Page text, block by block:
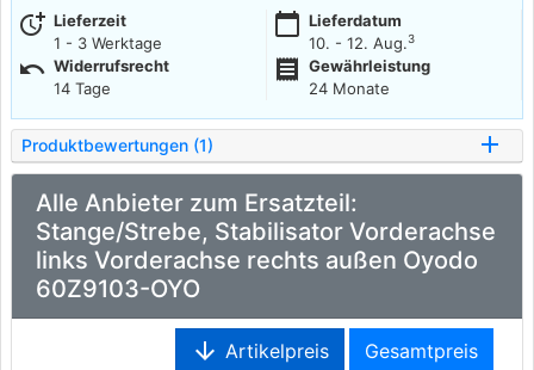
more_time Lieferzeit
1 - 3 Werktage
calendar_today Lieferdatum
10. - 12. Aug.3
undo Widerrufsrecht
14 Tage
receipt
Gewährleistung
24 Monate
Produktbewertungen (1)
Alle Anbieter zum Ersatzteil:
Stange/Strebe, Stabilisator Vorderachse
links Vorderachse rechts außen Oyodo
60Z9103-OYO
arrow_downward Artikelpreis Gesamtpreis